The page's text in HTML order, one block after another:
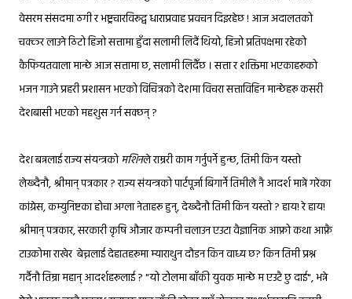
वेसरम संसदमा ठगी र भष्ट्रचारविरूद्व धाराप्रवाह प्रवचन दिइरहेछ ! आज अदालतको
चक्कर लाउने ठिटो हिजो सत्तामा हुँदा सलामी लिदैं थियो, हिजो प्रतिपक्षमा रहेको
कैफियतवाला मान्छे आज सत्तामा छ, सलामी लिदैँछ । सत्ता र शक्तिमा भएकाहरूको
भजन गाउने प्रहरी प्रशासन भएको विचित्रको देशमा विचरा सत्ताविहिन मान्छेहरू कसरी
देशबासी भएको महशुस गर्न सक्छन् ?
देश बन्नलाई राज्य संयन्त्रकोमशिनले राम्ररी काम गर्नुपर्ने हुन्छ, तिमी किन यस्तो
लेख्दैनौ, श्रीमान् पत्रकार ? राज्य संयन्त्रको पार्टपूर्जा बिगार्ने तिमीले नै आदर्श मान्ने गरेका
कांग्रेस, कम्युनिष्टका होचा अग्ला नेताहरू हुन्, देख्दैनौ तिमी किन यस्तो ? हाय! रे हाय!
श्रीमान् पत्रकार, सरकारी कृषि औजार कम्पनी चलाउन एउटा वैज्ञानिक आफ्नो कथा आफ्नै
टाउकोमा राखेर बेच्नलाई देहातहरूमा म्याराथुन दौडन किन वाध्य छ? किन तिमी प्रश्न
गर्दैनौ तिम्रा महान् आदर्शहरूलाई ? "यो टोलमा बाँकी युवक मान्छे म एउटै छु दाई", भन्ने